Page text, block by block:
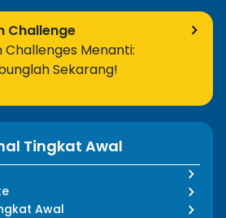
Challenge
Challenges Menanti:
Sekarang!
Tingkat Awal
Awal